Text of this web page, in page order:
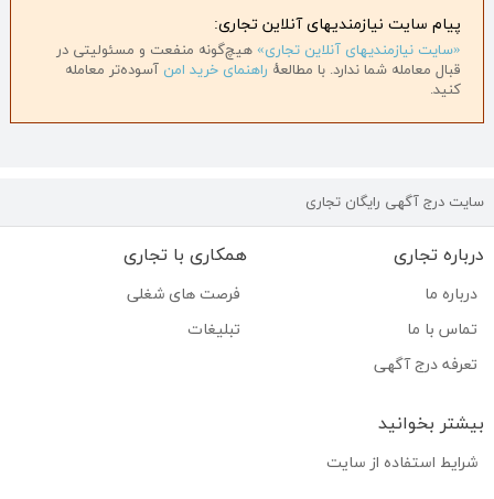
پیام سایت نیازمندیهای آنلاین تجاری:
«سایت نیازمندیهای آنلاین تجاری»هیچ‌گونه منفعت و مسئولیتی در
قبال معامله شما ندارد. با مطالعهٔ راهنمای خرید امن آسوده‌تر معامله
کنید.
سایت درج آگهی رایگان تجاری
درباره تجاری
درباره ما
تماس با ما
تعرفه درج آگهی
همکاری با تجاری
فرصت های شغلی
تبلیغات
بیشتر بخوانید
شرایط استفاده از سایت